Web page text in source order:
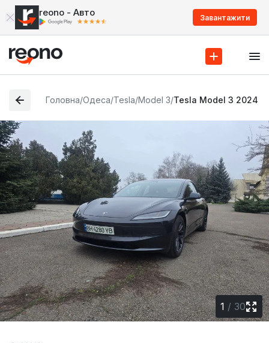
reono - Авто Завантажити
Головна/Одеса/Tesla/Model 3/Tesla Model 3 2024
1 / 30